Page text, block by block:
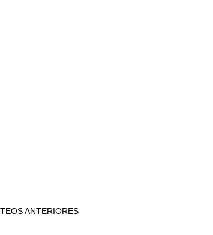
ANTERIORES